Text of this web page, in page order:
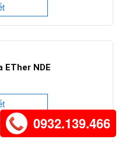
NDE
0932.139.466